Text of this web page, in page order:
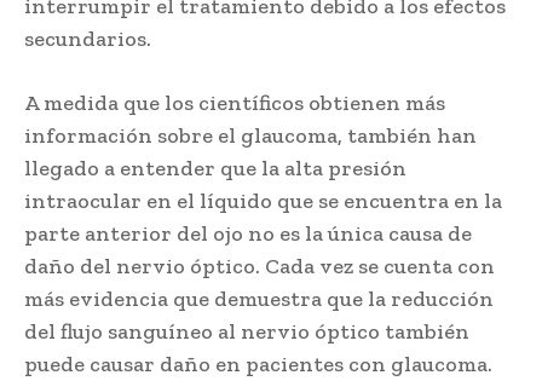
interrumpir el tratamiento debido a los efectos
secundarios.
A medida que los científicos obtienen más
información sobre el glaucoma, también han
llegado a entender que la alta presión
intraocular en el líquido que se encuentra en la
parte anterior del ojo no es la única causa de
daño del nervio óptico. Cada vez se cuenta con
más evidencia que demuestra que la reducción
del flujo sanguíneo al nervio óptico también
puede causar daño en pacientes con glaucoma.